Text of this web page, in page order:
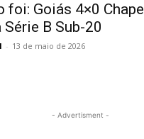
foi: Goiás 4×0
B Sub-20
- 13 de maio de 2026
- Advertisment -